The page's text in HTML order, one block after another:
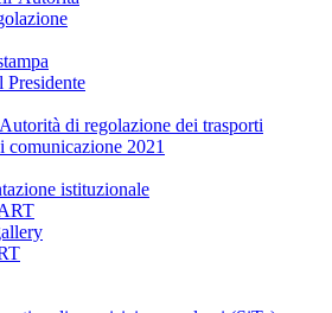
Presidente
di regolazione dei trasporti
comunicazione 2021
istituzionale